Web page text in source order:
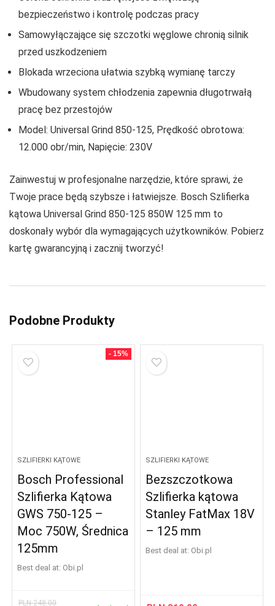
bezpieczeństwo i kontrolę podczas pracy
Samowyłączające się szczotki węglowe chronią silnik
przed uszkodzeniem
Blokada wrzeciona ułatwia szybką wymianę tarczy
Wbudowany system chłodzenia zapewnia długotrwałą
pracę bez przestojów
Model: Universal Grind 850-125, Prędkość obrotowa:
12.000 obr/min, Napięcie: 230V
Zainwestuj w profesjonalne narzędzie, które sprawi, że
Twoje prace będą szybsze i łatwiejsze. Bosch Szlifierka
kątowa Universal Grind 850-125 850W 125 mm to
doskonały wybór dla wymagających użytkowników. Pobierz
kartę gwarancyjną i zacznij tworzyć!
Podobne Produkty
- 15%
SZLIFIERKI KĄTOWE
Bosch Professional
Szlifierka Kątowa
GWS 750-125 –
Moc 750W, Średnica
125mm
Best deal at: obi.pl
PLN248.00
SZLIFIERKI KĄTOWE
Bezszczotkowa
Szlifierka kątowa
Stanley FatMax 18V
– 125 mm
Best deal at: obi.pl